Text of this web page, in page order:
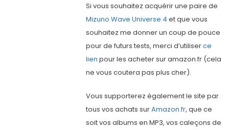
Si vous souhaitez acquérir une paire de
Mizuno Wave Universe 4 et que vous
souhaitez me donner un coup de pouce
pour de futurs tests, merci d’utiliserce
lien pour les acheter sur amazon.fr (cela
ne vous coutera pas plus cher).
Vous supporterez également le site par
tous vos achats surAmazon.fr, que ce
soit vos albums en MP3, vos caleçons de